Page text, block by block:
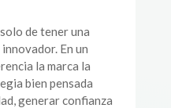
de tener una
En un
la marca la
bien pensada
generar confianza